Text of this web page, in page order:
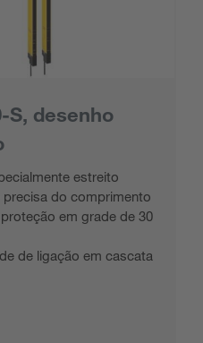
S, desenho
estreito
precisa do comprimento
em grade de 30
de ligação em cascata